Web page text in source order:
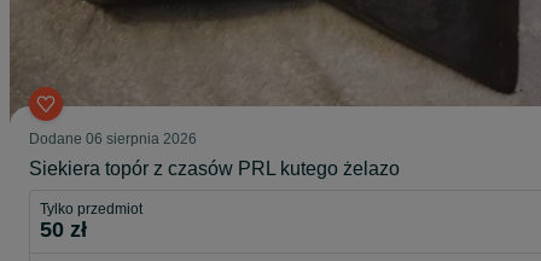
Dodane 06 sierpnia 2026
Siekiera topór z czasów PRL kutego żelazo
Tylko przedmiot
50 zł